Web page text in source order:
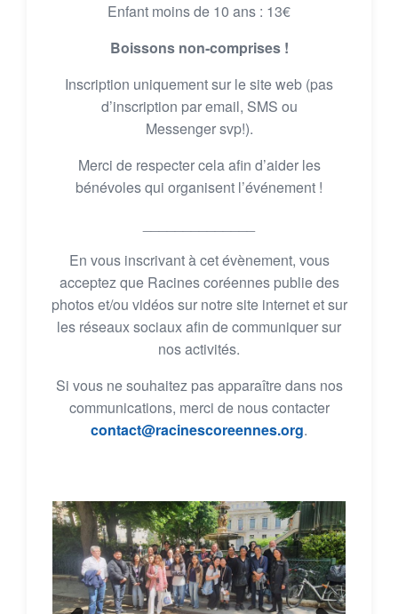
Enfant moins de 10 ans : 13€
Boissons non-comprises !
Inscription uniquement sur le site web (pas
d’inscription par email, SMS ou
Messenger svp!).
Merci de respecter cela afin d’aider les
bénévoles qui organisent l’événement !
En vous inscrivant à cet évènement, vous
acceptez que Racines coréennes publie des
photos et/ou vidéos sur notre site internet et sur
les réseaux sociaux afin de communiquer sur
nos activités.
Si vous ne souhaitez pas apparaître dans nos
communications, merci de nous contacter
contact@racinescoreennes.org.
Previ
Next